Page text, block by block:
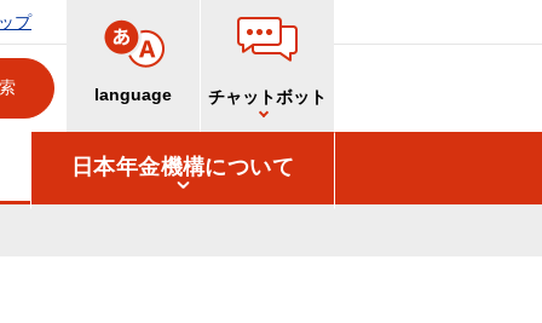
プ
language チャットボット
日本年金機構について